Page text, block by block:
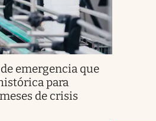
emergencia que
para
de crisis